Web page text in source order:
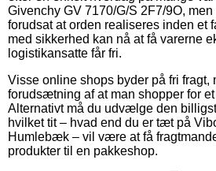
Givenchy GV 7170/G/S 2F7/9O,
forudsat at orden realiseres inden et
med sikkerhed kan nå at få varerne
logistikansatte får fri.
Visse online shops byder på fri fragt,
forudsætning af at man shopper for
Alternativt må du udvælge den
hvilket tit – hvad end du er tæt på
Humlebæk – vil være at få
produkter til en pakkeshop.